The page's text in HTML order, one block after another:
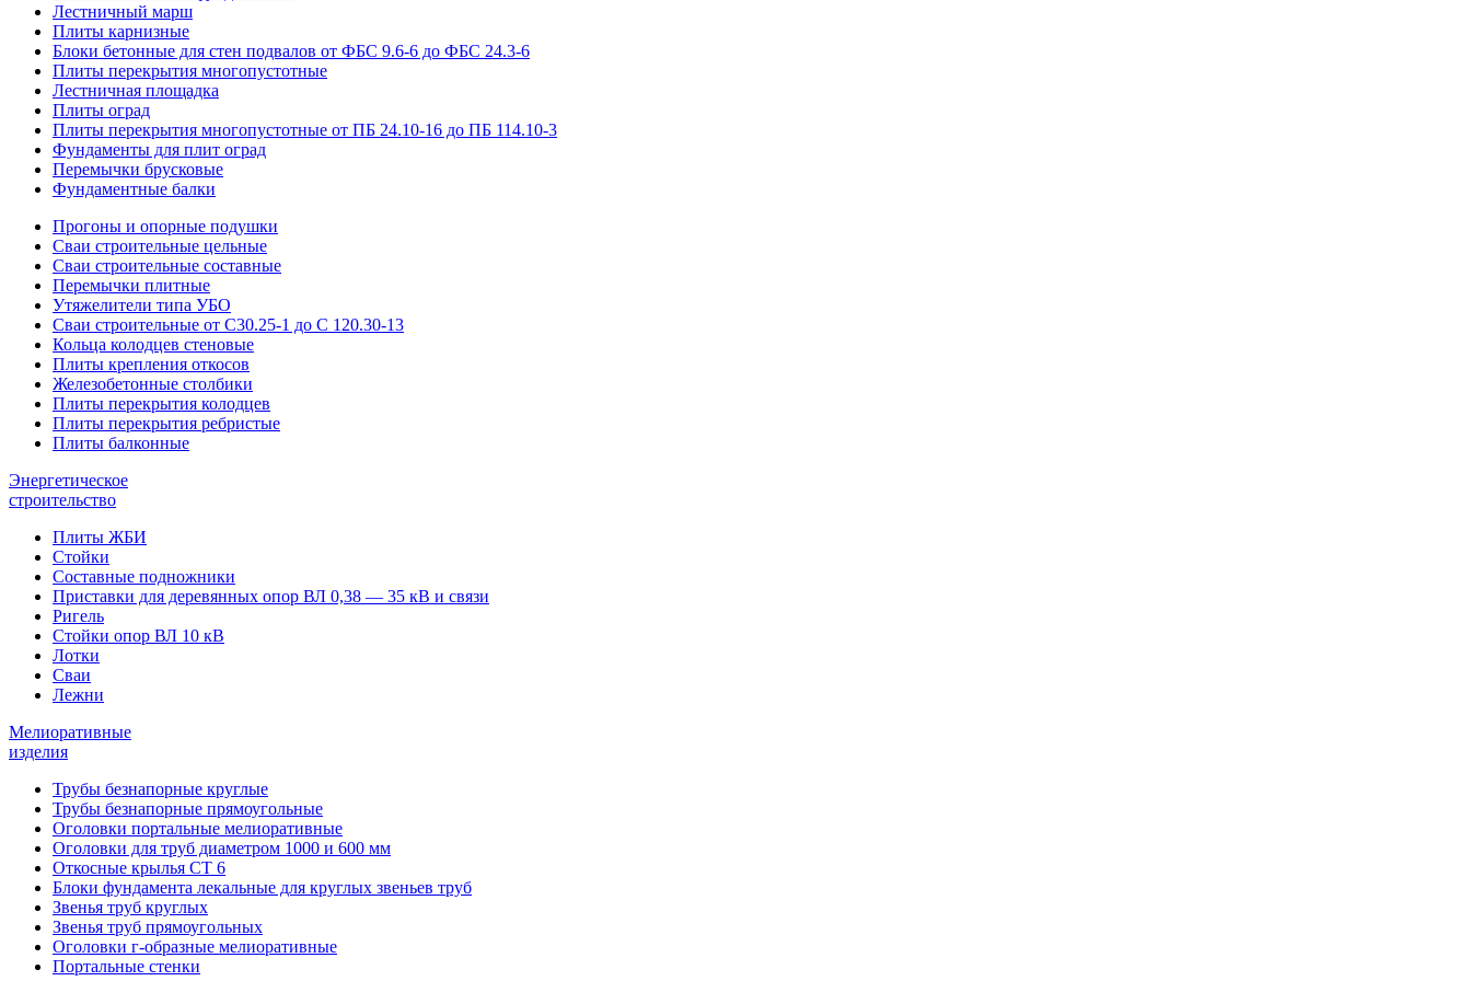
Лестничный марш
Плиты карнизные
Блоки бетонные для стен подвалов от ФБС 9.6-6 до ФБС 24.3-6
Плиты перекрытия многопустотные
Лестничная площадка
Плиты оград
Плиты перекрытия многопустотные от ПБ 24.10-16 до ПБ 114.10-3
Фундаменты для плит оград
Перемычки брусковые
Фундаментные балки
Прогоны и опорные подушки
Сваи строительные цельные
Сваи строительные составные
Перемычки плитные
Утяжелители типа УБО
Сваи строительные от С30.25-1 до С 120.30-13
Кольца колодцев стеновые
Плиты крепления откосов
Железобетонные столбики
Плиты перекрытия колодцев
Плиты перекрытия ребристые
Плиты балконные
Энергетическое
строительство
Плиты ЖБИ
Стойки
Составные подножники
Приставки для деревянных опор ВЛ 0,38 — 35 кВ и связи
Ригель
Стойки опор ВЛ 10 кВ
Лотки
Сваи
Лежни
Мелиоративные
изделия
Трубы безнапорные круглые
Трубы безнапорные прямоугольные
Оголовки портальные мелиоративные
Оголовки для труб диаметром 1000 и 600 мм
Откосные крылья СТ 6
Блоки фундамента лекальные для круглых звеньев труб
Звенья труб круглых
Звенья труб прямоугольных
Оголовки г-образные мелиоративные
Портальные стенки